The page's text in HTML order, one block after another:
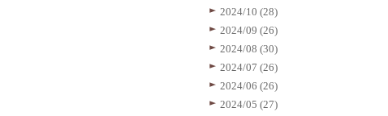
2024/10 (28)
2024/09 (26)
2024/08 (30)
2024/07 (26)
2024/06 (26)
2024/05 (27)